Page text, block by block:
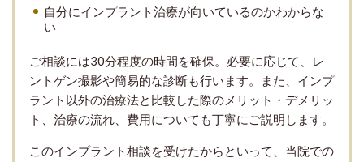
自分にインプラント治療が向いているのかわからな
い
ご相談には30分程度の時間を確保。必要に応じて、レ
ントゲン撮影や簡易的な診断も行います。また、インプ
ラント以外の治療法と比較した際のメリット・デメリッ
ト、治療の流れ、費用についても丁寧にご説明します。
このインプラント相談を受けたからといって、当院での